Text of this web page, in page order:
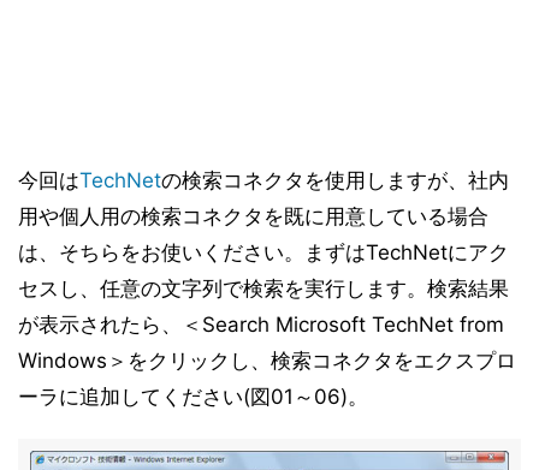
今回はTechNetの検索コネクタを使用しますが、社内
用や個人用の検索コネクタを既に用意している場合
は、そちらをお使いください。まずはTechNetにアク
セスし、任意の文字列で検索を実行します。検索結果
が表示されたら、＜Search Microsoft TechNet from
Windows＞をクリックし、検索コネクタをエクスプロ
ーラに追加してください(図01～06)。